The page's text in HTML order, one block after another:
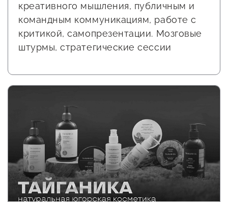
О фонде
Общая информация
Документы
Вакансии
креативного мышления, публичным и
командным коммуникациям, работе с
критикой, самопрезентации. Мозговые
штурмы, стратегические сессии